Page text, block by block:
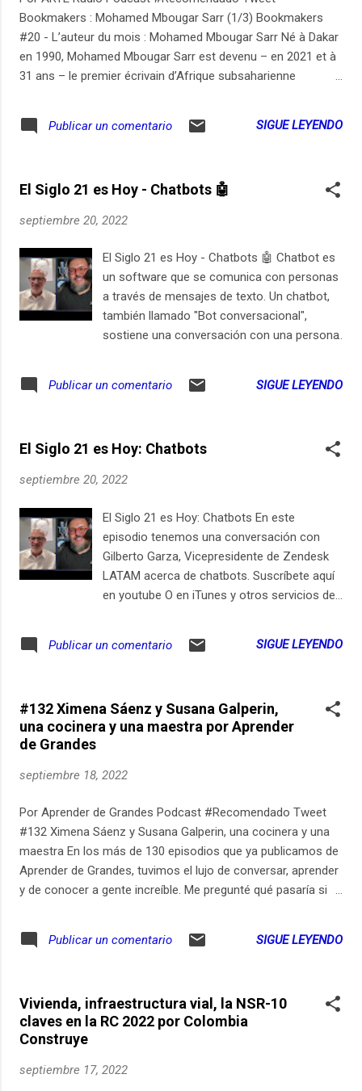
travaille aujourd'hui à Beauvais (Oise). En partenariat avec
Babelio. La fierté Gueye (2/3) Son principal trait de caractère
est ...
Bookmakers : Mohamed Mbougar Sarr (1/3) Bookmakers
#20 - L’auteur du mois : Mohamed Mbougar Sarr Né à Dakar
en 1990, Mohamed Mbougar Sarr est devenu – en 2021 et à
31 ans – le premier écrivain d’Afrique subsaharienne
enquête au long cours et labyrinthe narratif enivrant, inspiré
des lettres africaines était déjà l’auteur de trois romans
ceinte » (2015, sur les milices djihadistes), « Silence du
chœur » (2017, sur l’accueil de 72 migrants en Sicile) et « De
purs hommes » (2018, sur l’homophobie au Sénégal). Il vit et
travaille aujourd'hui à Beauvais (Oise). En partenariat avec
Babelio. Mohamed compte triple (1/3) « Il faut surveiller ce
Publicar un comentario SIGUE LEYENDO
El Siglo 21 es Hoy - Chatbots 🤖
septiembre 20, 2022
El Siglo 21 es Hoy - Chatbots 🤖 Chatbot es
un software que se comunica con personas
a través de mensajes de texto. Un chatbot,
también llamado "Bot conversacional",
sostiene una conversación con una persona
de WhatsApp entre un usuario final y una
chatbots de todos los colores y sabores. En
Amazon Connect, concebido como un “chat
call center” - Oracle: IA conversacional de
nombre "Oracle Digital Assistant" - Cliengo -
Clientify - Hello My Bot En este episodio
conversamos con un humano: Gilberto
Garza, Vicepresidente de Zendesk LATAM, a
alguna vez un robot sin darte cuenta?
Publicar un comentario SIGUE LEYENDO
El Siglo 21 es Hoy: Chatbots
septiembre 20, 2022
El Siglo 21 es Hoy: Chatbots En este
episodio tenemos una conversación con
Gilberto Garza, Vicepresidente de Zendesk
LATAM acerca de chatbots. Suscríbete aquí
en youtube O en iTunes y otros servicios de
Publicar un comentario SIGUE LEYENDO
#132 Ximena Sáenz y Susana Galperin,
una cocinera y una maestra por Aprender
de Grandes
septiembre 18, 2022
Por Aprender de Grandes Podcast #Recomendado Tweet
#132 Ximena Sáenz y Susana Galperin, una cocinera y una
maestra En los más de 130 episodios que ya publicamos de
Aprender de Grandes, tuvimos el lujo de conversar, aprender
y de conocer a gente increíble. Me pregunté qué pasaría si
aprender de otras personas que también pasaron por el
podcast. Entonces lancé hace algunas semanas el Tinder de
parejas cuando había coincidencias. Vamos a escuchar a
una de esas parejas. La conversación que tuvimos fue con
Ximena Sáenz y con Susana Galperin. Ximena es cocinera,
Susana es maestra. ¡No se lo pierdan! Soy Gerry Garbulsky y
Publicar un comentario SIGUE LEYENDO
Vivienda, infraestructura vial, la NSR-10
claves en la RC 2022 por Colombia
Construye
septiembre 17, 2022